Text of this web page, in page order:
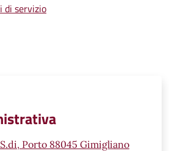
di servizio
Porto 88045 Gimigliano